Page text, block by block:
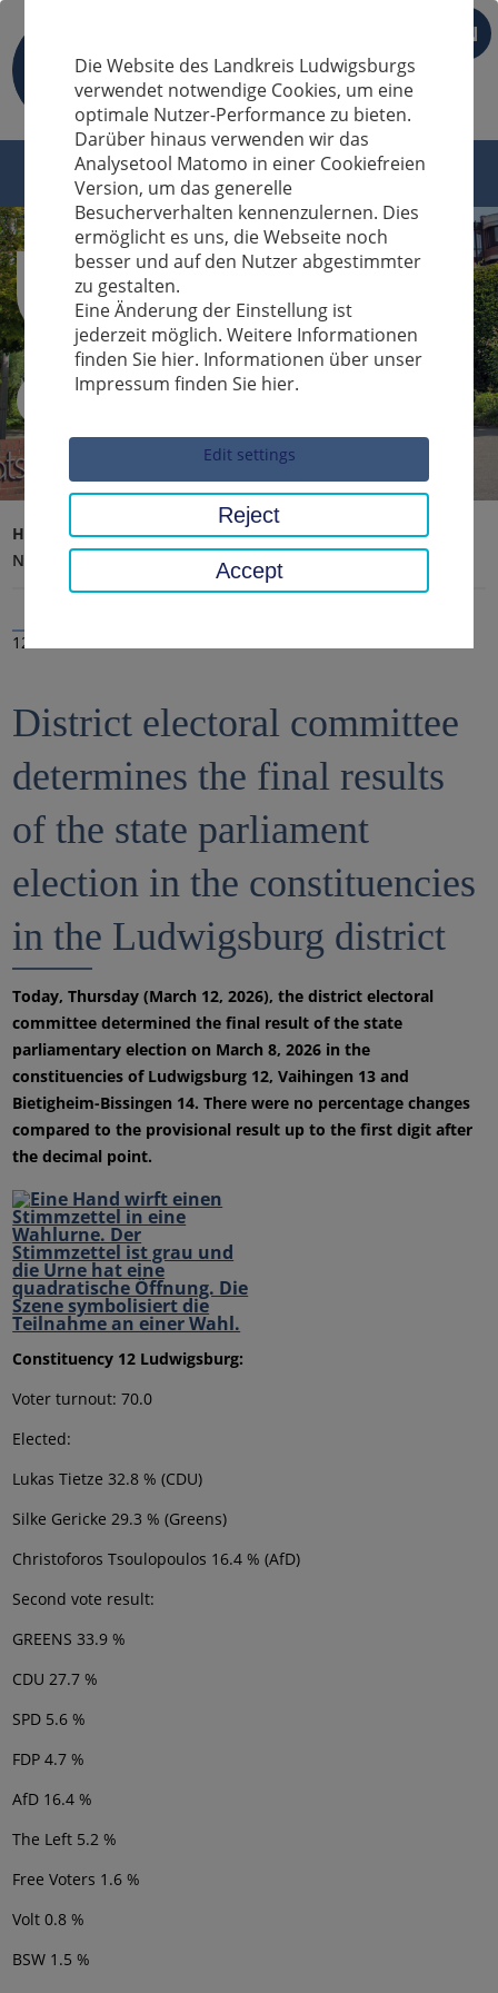
EN
Sucheingabe
Home page District office, district
Latest news
News
12 Mar 2026
District electoral committee
determines the final results
of the state parliament
election in the constituencies
in the Ludwigsburg district
Today, Thursday (March 12, 2026), the district electoral
committee determined the final result of the state
parliamentary election on March 8, 2026 in the
constituencies of Ludwigsburg 12, Vaihingen 13 and
Bietigheim-Bissingen 14. There were no percentage changes
compared to the provisional result up to the first digit after
the decimal point.
Constituency 12 Ludwigsburg:
Voter turnout: 70.0
Elected:
Lukas Tietze 32.8 % (CDU)
Silke Gericke 29.3 % (Greens)
Christoforos Tsoulopoulos 16.4 % (AfD)
Second vote result:
GREENS 33.9 %
CDU 27.7 %
SPD 5.6 %
FDP 4.7 %
AfD 16.4 %
The Left 5.2 %
Free Voters 1.6 %
Volt 0.8 %
BSW 1.5 %
Die Website des Landkreis Ludwigsburgs
verwendet notwendige Cookies, um eine
optimale Nutzer-Performance zu bieten.
Darüber hinaus verwenden wir das
Analysetool Matomo in einer Cookiefreien
Version, um das generelle
Besucherverhalten kennenzulernen. Dies
ermöglicht es uns, die Webseite noch
besser und auf den Nutzer abgestimmter
zu gestalten.
Eine Änderung der Einstellung ist
jederzeit möglich. Weitere Informationen
finden Sie hier. Informationen über unser
Impressum finden Sie hier.
Edit settings
Reject
Accept